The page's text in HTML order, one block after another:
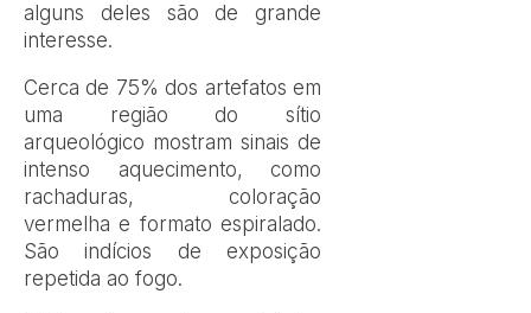
alguns deles são de grande
interesse.
Cerca de 75% dos artefatos em
uma região do sítio
arqueológico mostram sinais de
intenso aquecimento, como
rachaduras, coloração
vermelha e formato espiralado.
São indícios de exposição
repetida ao fogo.